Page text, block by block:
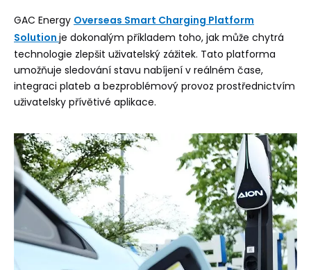
GAC Energy Overseas Smart Charging Platform
Solution je dokonalým příkladem toho, jak může chytrá
technologie zlepšit uživatelský zážitek. Tato platforma
umožňuje sledování stavu nabíjení v reálném čase,
integraci plateb a bezproblémový provoz prostřednictvím
uživatelsky přívětivé aplikace.